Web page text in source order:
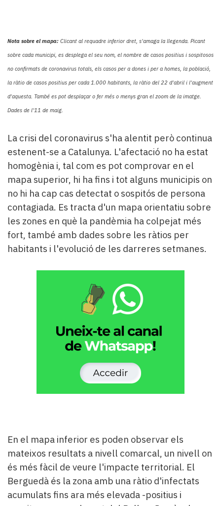
Nota sobre el mapa: Clicant al requadre inferior dret, s'amaga la llegenda. Picant
sobre cada municipi, es desplega el seu nom, el nombre de casos positius i sospitosos
no confirmats de coronavirus totals, els casos per a dones i per a homes, la població,
la ràtio de casos positius per cada 1.000 habitants, la ràtio del 22 d'abril i l'augment
d'aquesta. També es pot desplaçar o fer més o menys gran el zoom de la imatge.
Dades de l'11 de maig.
La crisi del coronavirus s'ha alentit però continua
estenent-se a Catalunya. L'afectació no ha estat
homogènia i, tal com es pot comprovar en el
mapa superior, hi ha fins i tot alguns municipis on
no hi ha cap cas detectat o sospitós de persona
contagiada. Es tracta d'un mapa orientatiu sobre
les zones en què la pandèmia ha colpejat més
fort, també amb dades sobre les ràtios per
habitants i l'evolució de les darreres setmanes.
En el mapa inferior es poden observar els
mateixos resultats a nivell comarcal, un nivell on
és més fàcil de veure l'impacte territorial. El
Berguedà és la zona amb una ràtio d'infectats
acumulats fins ara més elevada -positius i